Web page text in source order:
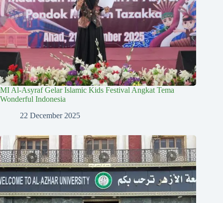
MI Al-Asyraf Gelar Islamic Kids Festival Angkat Tema
Wonderful Indonesia
22 December 2025